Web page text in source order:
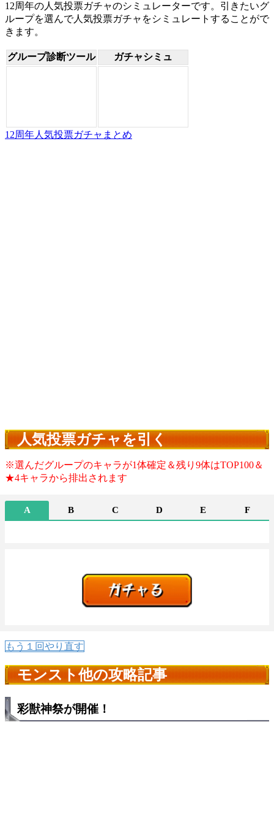
12周年の人気投票ガチャのシミュレーターです。引きたいグ
ループを選んで人気投票ガチャをシミュレートすることがで
きます。
グループ診断ツール ガチャシミュ
12周年人気投票ガチャまとめ
人気投票ガチャを引く
※選んだグループのキャラが1体確定＆残り9体はTOP100＆
★4キャラから排出されます
A B C D E F
もう１回やり直す
モンスト他の攻略記事
彩獣神祭が開催！